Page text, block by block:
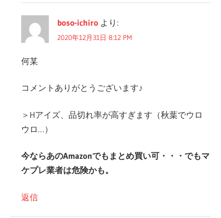
boso-ichiro より:
2020年12月31日 8:12 PM
何某
コメントありがとうございます♪
＞Hアイズ、品切れ率が高すぎます（秋葉でウロ
ウロ…）
今ならあのAmazonでもまとめ買い可・・・でもマ
ケプレ業者は危険かも。
返信